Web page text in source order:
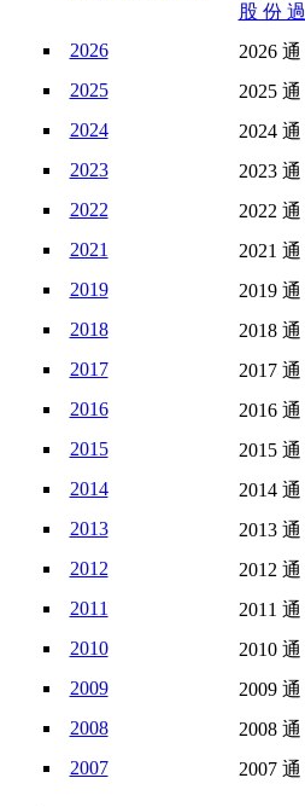
股 份
2026
2026
2025
2025
2024
2024
2023
2023
2022
2022
2021
2021
2019
2019
2018
2018
2017
2017
2016
2016
2015
2015
2014
2014
2013
2013
2012
2012
2011
2011
2010
2010
2009
2009
2008
2008
2007
2007